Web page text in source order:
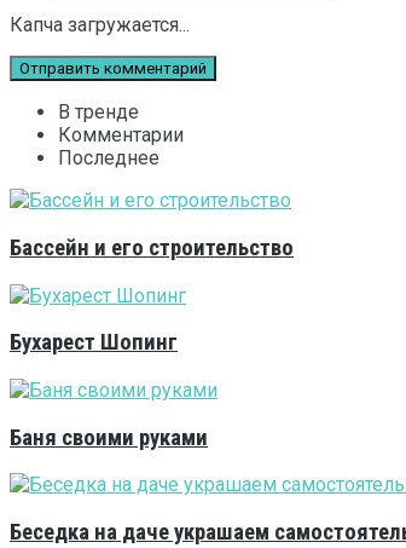
Капча загружается...
В тренде
Комментарии
Последнее
Бассейн и его строительство
Бухарест Шопинг
Баня своими руками
Беседка на даче украшаем